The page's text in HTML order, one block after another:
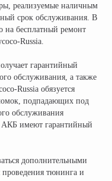
реализуемые наличным
срок обслуживания. В
на бесплатный ремонт
Russia.
гарантийный
обслуживания, а также
Russia обязуется
подпадающих под
обслуживания
АКБ имеют гарантийный
дополнительными
тюнинга и